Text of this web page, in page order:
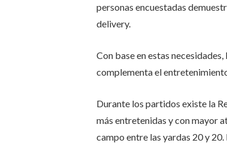
personas encuestadas
delivery.
Con base en estas
complementa el
Durante los partidos existe la
más entretenidas y con mayor
campo entre las yardas 20 y